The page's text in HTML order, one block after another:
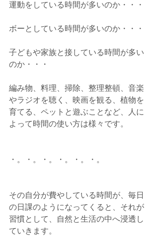
運動をしている時間が多いのか・・・
ボーとしている時間が多いのか・・・
子どもや家族と接している時間が多い
のか・・・
編み物、料理、掃除、整理整頓、音楽
やラジオを聴く、映画を観る、植物を
育てる、ペットと遊ぶことなど、人に
よって時間の使い方は様々です。
・。・。・。・。・。・。
その自分が費やしている時間が、毎日
の日課のようになってくると、それが
習慣として、自然と生活の中へ浸透し
ていきます。